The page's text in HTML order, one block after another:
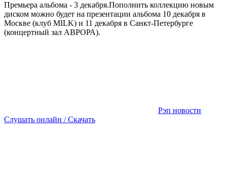
Премьера альбома - 3 декабря.Пополнить коллекцию новым
диском можно будет на презентации альбома 10 декабря в
Москве (клуб MILK) и 11 декабря в Санкт-Петербурге
(концертный зал АВРОРА).
Рэп новости
Слушать онлайн / Скачать